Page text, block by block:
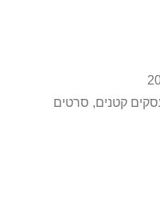
קטנים, סרטים